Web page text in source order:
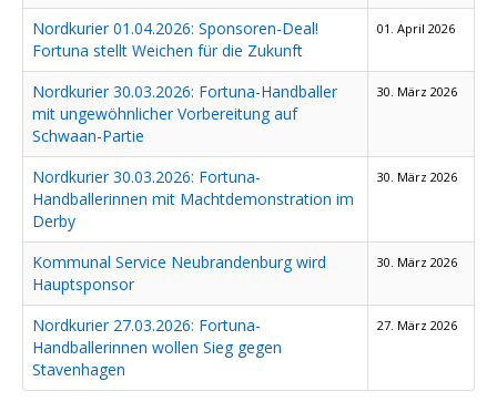
Nordkurier 01.04.2026: Sponsoren-Deal!
Fortuna stellt Weichen für die Zukunft
01. April 2026
Nordkurier 30.03.2026: Fortuna-Handballer
mit ungewöhnlicher Vorbereitung auf
Schwaan-Partie
30. März 2026
Nordkurier 30.03.2026: Fortuna-
Handballerinnen mit Machtdemonstration im
Derby
30. März 2026
Kommunal Service Neubrandenburg wird
Hauptsponsor
30. März 2026
Nordkurier 27.03.2026: Fortuna-
Handballerinnen wollen Sieg gegen
Stavenhagen
27. März 2026